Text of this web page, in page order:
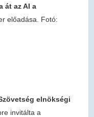
át az AI a
előadása. Fotó:
elnökségi
invitálta a